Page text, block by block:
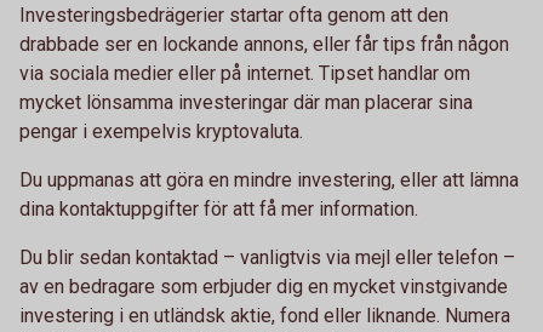
Investeringsbedrägerier startar ofta genom att den
drabbade ser en lockande annons, eller får tips från någon
via sociala medier eller på internet. Tipset handlar om
mycket lönsamma investeringar där man placerar sina
pengar i exempelvis kryptovaluta.
Du uppmanas att göra en mindre investering, eller att lämna
dina kontaktuppgifter för att få mer information.
Du blir sedan kontaktad – vanligtvis via mejl eller telefon –
av en bedragare som erbjuder dig en mycket vinstgivande
investering i en utländsk aktie, fond eller liknande. Numera